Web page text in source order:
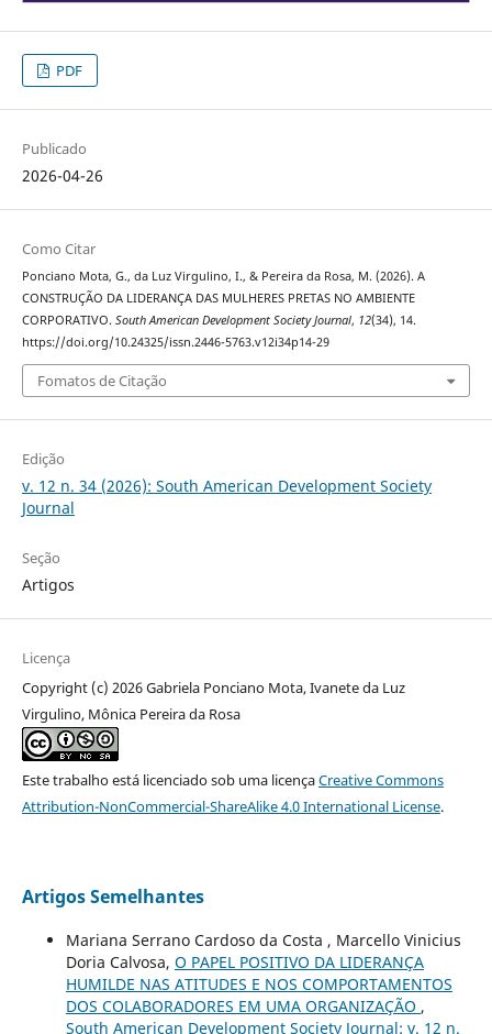
PDF
Publicado
2026-04-26
Como Citar
Ponciano Mota, G., da Luz Virgulino, I., & Pereira da Rosa, M. (2026). A
CONSTRUÇÃO DA LIDERANÇA DAS MULHERES PRETAS NO AMBIENTE
CORPORATIVO. South American Development Society Journal, 12(34), 14.
https://doi.org/10.24325/issn.2446-5763.v12i34p14-29
Fomatos de Citação
Edição
v. 12 n. 34 (2026): South American Development Society
Journal
Seção
Artigos
Licença
Copyright (c) 2026 Gabriela Ponciano Mota, Ivanete da Luz
Virgulino, Mônica Pereira da Rosa
Este trabalho está licenciado sob uma licençaCreative Commons
Attribution-NonCommercial-ShareAlike 4.0 International License.
Artigos Semelhantes
Mariana Serrano Cardoso da Costa , Marcello Vinicius
Doria Calvosa, O PAPEL POSITIVO DA LIDERANÇA
HUMILDE NAS ATITUDES E NOS COMPORTAMENTOS
DOS COLABORADORES EM UMA ORGANIZAÇÃO ,
South American Development Society Journal: v. 12 n.